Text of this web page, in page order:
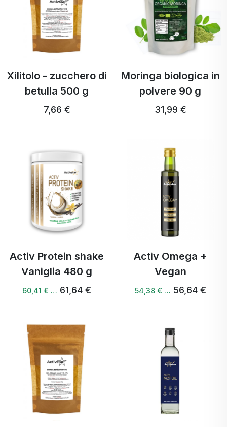
Xilitolo - zucchero di
betulla 500 g
7,66 €
Moringa biologica in
polvere 90 g
31,99 €
Activ Protein shake
Vaniglia 480 g
60,41 € … 61,64 €
Activ Omega +
Vegan
54,38 € … 56,64 €